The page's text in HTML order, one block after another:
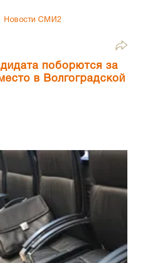
Новости СМИ2
поборются за
в Волгоградской